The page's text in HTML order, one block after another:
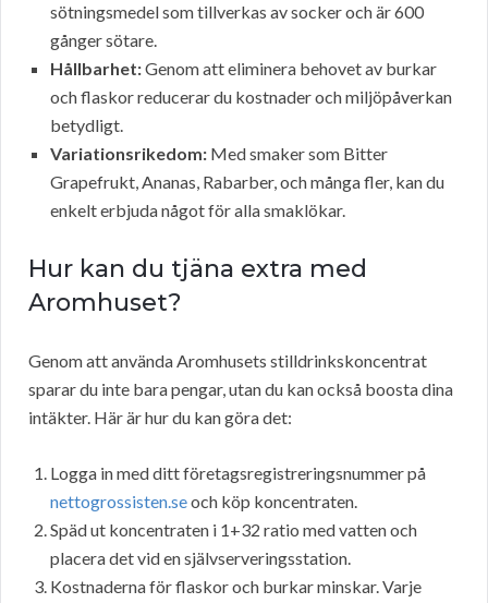
sötningsmedel som tillverkas av socker och är 600
gånger sötare.
Hållbarhet:Genom att eliminera behovet av burkar
och flaskor reducerar du kostnader och miljöpåverkan
betydligt.
Variationsrikedom: Med smaker som Bitter
Grapefrukt, Ananas, Rabarber, och många fler, kan du
enkelt erbjuda något för alla smaklökar.
Hur kan du tjäna extra med
Aromhuset?
Genom att använda Aromhusets stilldrinkskoncentrat
sparar du inte bara pengar, utan du kan också boosta dina
intäkter. Här är hur du kan göra det:
Logga in med ditt företagsregistreringsnummer på
nettogrossisten.seoch köp koncentraten.
Späd ut koncentraten i 1+32 ratio med vatten och
placera det vid en självserveringsstation.
Kostnaderna för flaskor och burkar minskar. Varje